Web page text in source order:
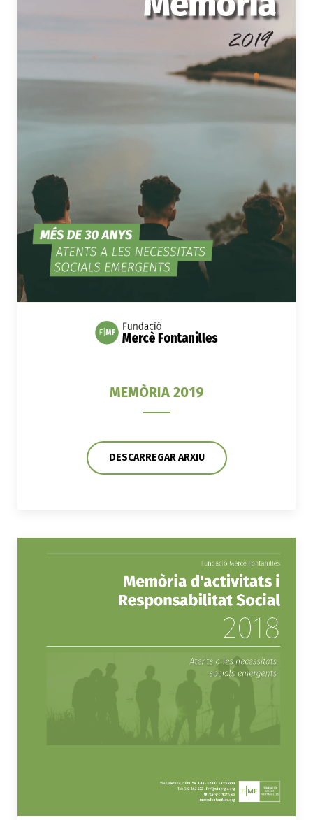
MEMÒRIA 2019
DESCARREGAR ARXIU